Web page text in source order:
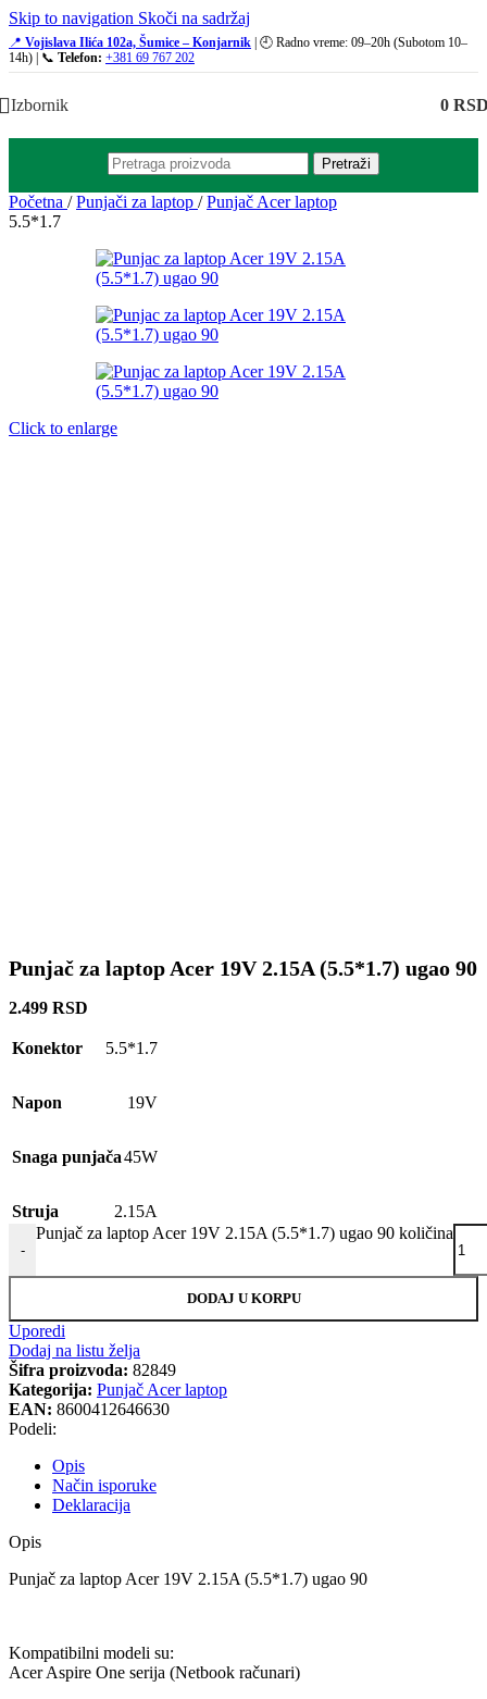
Skip to navigation Skoči na sadržaj
📍 Vojislava Ilića 102a, Šumice – Konjarnik | 🕘 Radno vreme: 09–20h (Subotom 10–
14h) | 📞 Telefon: +381 69 767 202
Izbornik 0
Pretraži
Početna / Punjači za laptop / Punjač Acer laptop
5.5*1.7
Click to enlarge
Punjač za laptop Acer 19V 2.15A (5.5*1.7) ugao 90
2.499 RSD
Konektor 5.5*1.7
Napon 19V
Snaga punjača45W
Struja 2.15A
-
Punjač za laptop Acer 19V 2.15A (5.5*1.7) ugao 90 količina
DODAJ U KORPU
Uporedi
Dodaj na listu želja
Šifra proizvoda: 82849
Kategorija: Punjač Acer laptop
EAN: 8600412646630
Podeli:
Opis
Način isporuke
Deklaracija
Opis
Punjač za laptop Acer 19V 2.15A (5.5*1.7) ugao 90
Kompatibilni modeli su:
Acer Aspire One serija (Netbook računari)